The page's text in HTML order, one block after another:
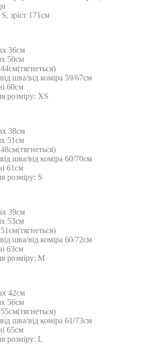
зріст 171см
36см
50см
шва/від коміра 59/67см
60см
розміру: ХS
38см
51см
шва/від коміра 60/70см
61см
розміру: S
39см
53см
шва/від коміра 60/72см
63см
розміру: М
42см
56см
шва/від коміра 61/73см
65см
розміру: L